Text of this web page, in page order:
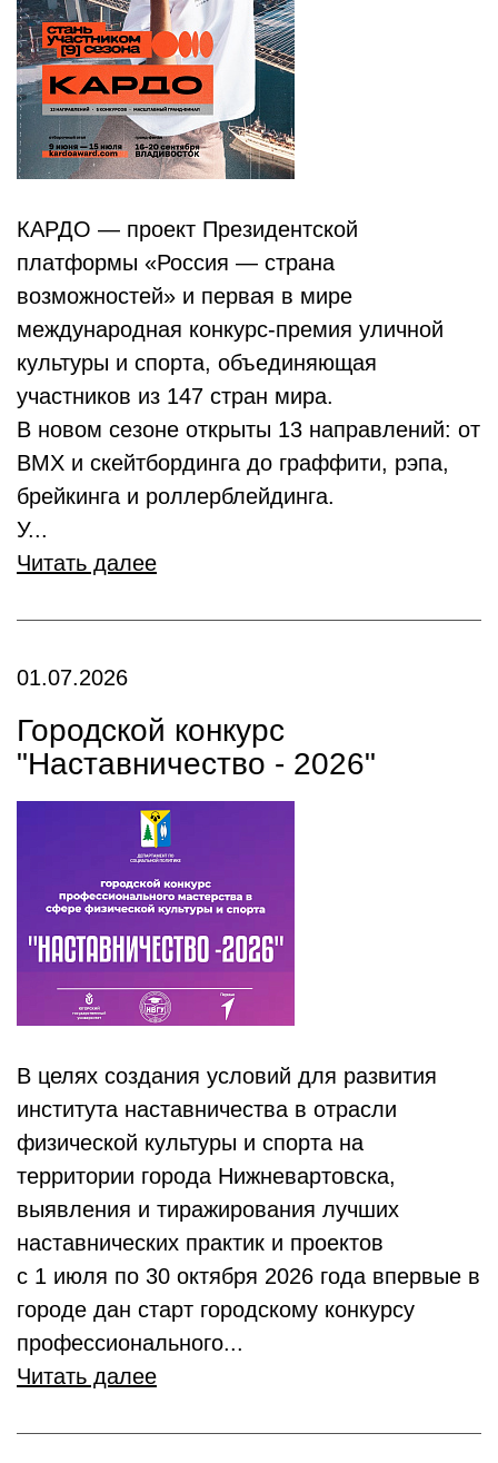
КАРДО — проект Президентской
платформы «Россия — страна
возможностей» и первая в мире
международная конкурс-премия уличной
культуры и спорта, объединяющая
участников из 147 стран мира.
В новом сезоне открыты 13 направлений: от
BMX и скейтбординга до граффити, рэпа,
брейкинга и роллерблейдинга.
У...
Читать далее
01.07.2026
Городской конкурс
"Наставничество - 2026"
В целях создания условий для развития
института наставничества в отрасли
физической культуры и спорта на
территории города Нижневартовска,
выявления и тиражирования лучших
наставнических практик и проектов
с 1 июля по 30 октября 2026 года впервые в
городе дан старт городскому конкурсу
профессионального...
Читать далее